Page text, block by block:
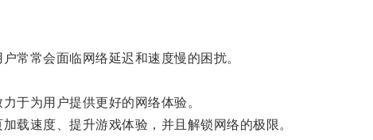
常会面临网络延迟和速度慢的困扰。
为用户提供更好的网络体验。
速度、提升游戏体验，并且解锁网络的极限。